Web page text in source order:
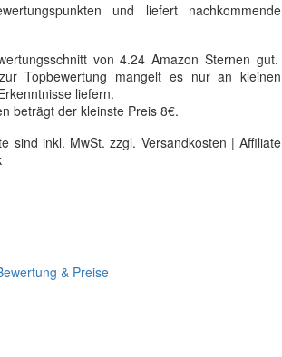
und liefert nachkommende
von 4.24 Amazon Sternen gut.
Topbewertung mangelt es nur an kleinen
liefern.
beträgt der kleinste Preis 8€.
sind inkl. MwSt. zzgl. Versandkosten | Affiliate
& Preise